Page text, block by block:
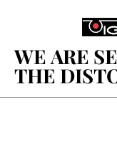
WE ARE
THE
WE ARE
THE